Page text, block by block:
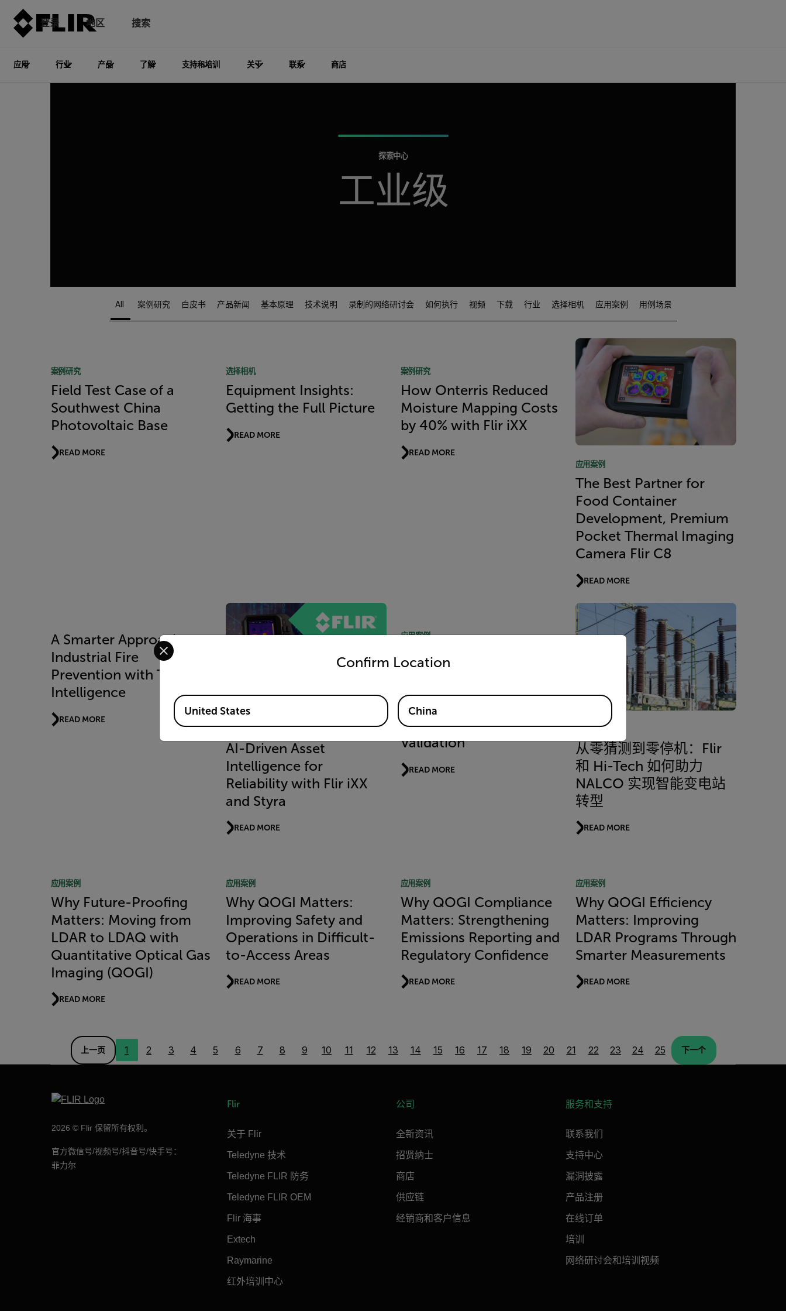
登录 地区 搜索
应用 行业 产品 了解 支持和培训 关于 联系 商店
探索中心
工业级
Article Listing
All 案例研究 白皮书 产品新闻 基本原理 技术说明 录制的网络研讨会 如何执行 视频 下载 行业 选择相机 应用案例 用例场景
案例研究
Field Test Case of a
Southwest China
Photovoltaic Base
READ MORE
选择相机
Equipment Insights:
Getting the Full Picture
READ MORE
案例研究
How Onterris Reduced
Moisture Mapping Costs
by 40% with Flir iXX
READ MORE
应用案例
The Best Partner for
Food Container
Development, Premium
Pocket Thermal Imaging
Camera Flir C8
READ MORE
A Smarter Approach to
Industrial Fire
Prevention with Thermal
Intelligence
READ MORE
技术说明
AI-Driven Asset
Intelligence for
Reliability with Flir iXX
and Styra
READ MORE
应用案例
Why QOGI Expertise
Peer-Reviewed Studies
and Real-World
Validation
READ MORE
应用案例
从零猜测到零停机：Flir
和 Hi-Tech 如何助力
NALCO 实现智能变电站
转型
READ MORE
应用案例
Why Future-Proofing
Matters: Moving from
LDAR to LDAQ with
Quantitative Optical Gas
Imaging (QOGI)
READ MORE
应用案例
Why QOGI Matters:
Improving Safety and
Operations in Difficult-
to-Access Areas
READ MORE
应用案例
Why QOGI Compliance
Matters: Strengthening
Emissions Reporting and
Regulatory Confidence
READ MORE
应用案例
Why QOGI Efficiency
Matters: Improving
LDAR Programs Through
Smarter Measurements
READ MORE
上一页 1 2 3 4 5 6 7 8 9 10 11 12 13 14 15 16 17 18 19 20 21 22 23 24 25 下一个
2026 © Flir 保留所有权利。
官方微信号/视频号/抖音号/快手号：
菲力尔
Flir
关于 Flir
Teledyne 技术
Teledyne FLIR 防务
Teledyne FLIR OEM
Flir 海事
Extech
Raymarine
红外培训中心
公司
全新资讯
招贤纳士
商店
供应链
经销商和客户信息
服务和支持
联系我们
支持中心
漏洞披露
产品注册
在线订单
培训
网络研讨会和培训视频
Confirm Location
Select your preferred country and language from the options below to access the appropriate version of our website.
Available Locations
United States China